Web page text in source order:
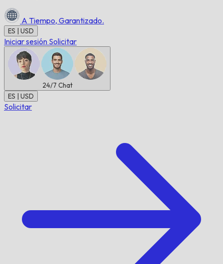
A Tiempo, Garantizado.
ES | USD
Iniciar sesión Solicitar
24/7 Chat
ES | USD
Solicitar